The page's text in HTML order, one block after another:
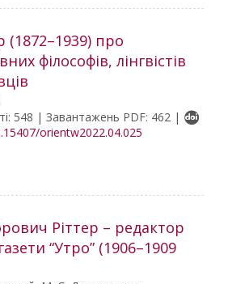
(1872–1939) про
філософів, лінгвістів
548 | Завантажень PDF: 462 |
orientw2022.04.025
Ріттер – редактор
“Утро” (1906–1909